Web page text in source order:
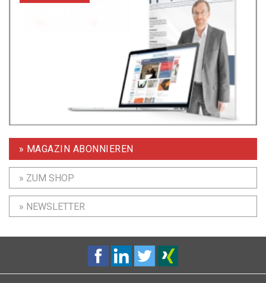
» MAGAZIN ABONNIEREN
» ZUM SHOP
» NEWSLETTER